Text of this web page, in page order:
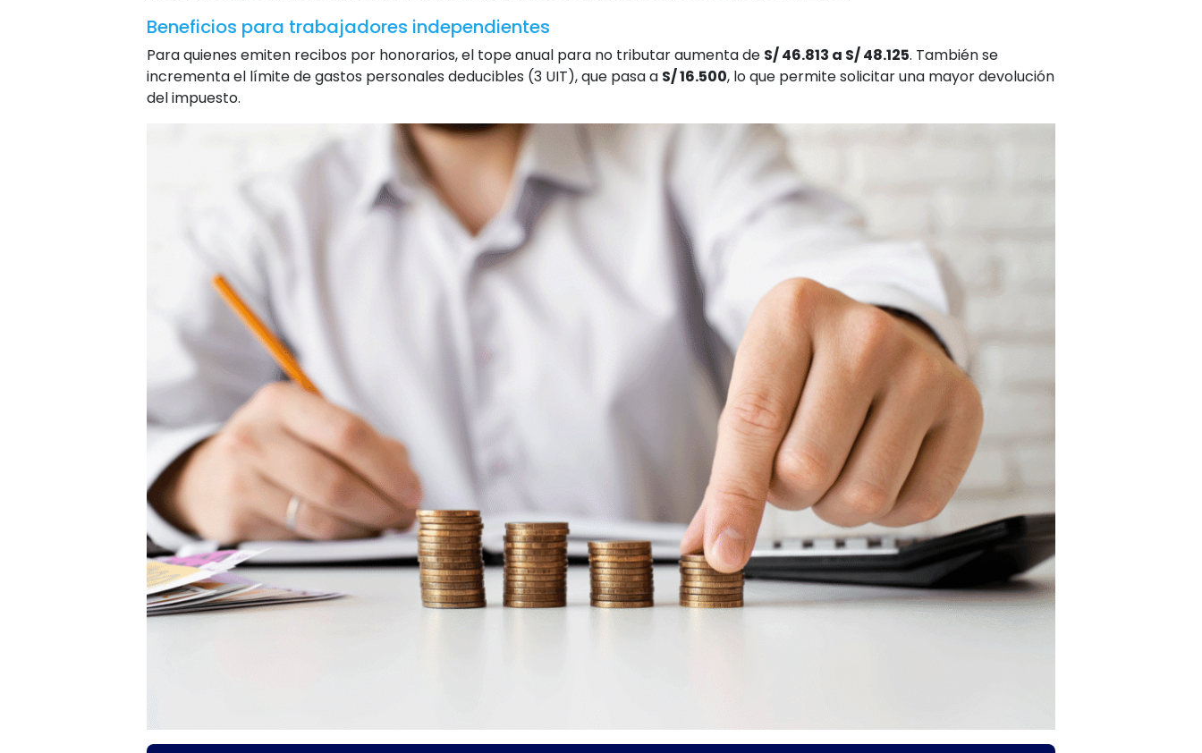
Beneficios para trabajadores independientes
Para quienes emiten recibos por honorarios, el tope anual para no tributar aumenta de S/ 46.813 a S/ 48.125. También se
incrementa el límite de gastos personales deducibles (3 UIT), que pasa a S/ 16.500, lo que permite solicitar una mayor devolución
del impuesto.